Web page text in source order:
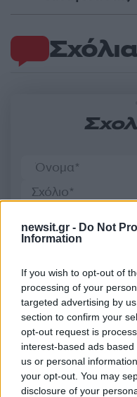
newsit.gr - Do Not
Information
If you wish to opt-out of
processing of your
targeted advertising by
section to confirm your
opt-out request is
interest-based ads
us or personal
your opt-out. You may
disclosure of your
Σχόλια
Όροι Χρήσης
. Το site
Πολιτική Απορρήτου&Όροι
ΕΠΕΙΣΟΔΙΑ
ΚΟΡΥΔΑΛΛΟΣ